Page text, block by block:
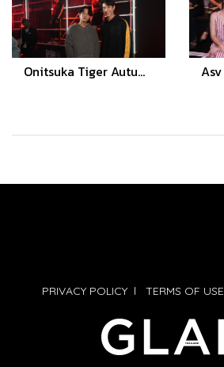
Onitsuka Tiger Autumn Winter 2019 เปิดตัวธีม “Downtown Rave” แรงบันดาลใจจากวัยรุ่นยุค ‘90s
PRIVACY POLICYl TERMS OF USE